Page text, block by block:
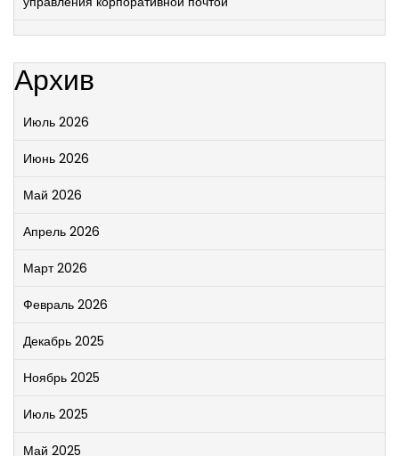
Архив
Июль 2026
Июнь 2026
Май 2026
Апрель 2026
Март 2026
Февраль 2026
Декабрь 2025
Ноябрь 2025
Июль 2025
Май 2025